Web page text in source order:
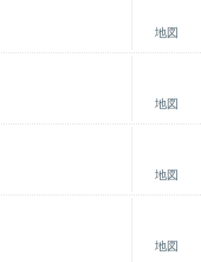
地図
地図
地図
地図